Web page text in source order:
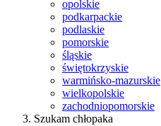
opolskie
podkarpackie
podlaskie
pomorskie
śląskie
świętokrzyskie
warmińsko-mazurskie
wielkopolskie
zachodniopomorskie
Szukam chłopaka